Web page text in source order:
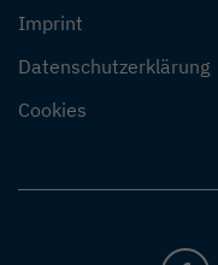
Imprint
Datenschutzerklärung
Cookies